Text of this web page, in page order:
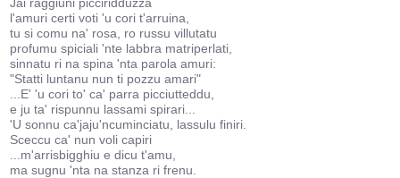
l'amuri certi voti 'u cori t'arruina,
tu si comu na' rosa, ro russu villutatu
profumu spiciali 'nte labbra matriperlati,
sinnatu ri na spina 'nta parola amuri:
"Statti luntanu nun ti pozzu amari"
...E' 'u cori to' ca' parra picciutteddu,
e ju ta' rispunnu lassami spirari...
'U sonnu ca'jaju'ncuminciatu, lassulu finiri.
Sceccu ca' nun voli capiri
...m'arrisbigghiu e dicu t'amu,
ma sugnu 'nta na stanza ri frenu.